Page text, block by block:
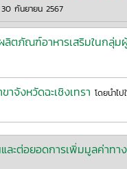
กันยายน 2567
ลิตภัณฑ์อาหารเสริมในกลุ่ม
จังหวัดฉะเชิงเทรา โดยนำไ
ต่อยอดการเพิ่มมูลค่าทา